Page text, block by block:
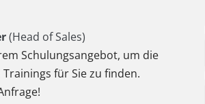
(Head of Sales)
Schulungsangebot, um die
für Sie zu finden.